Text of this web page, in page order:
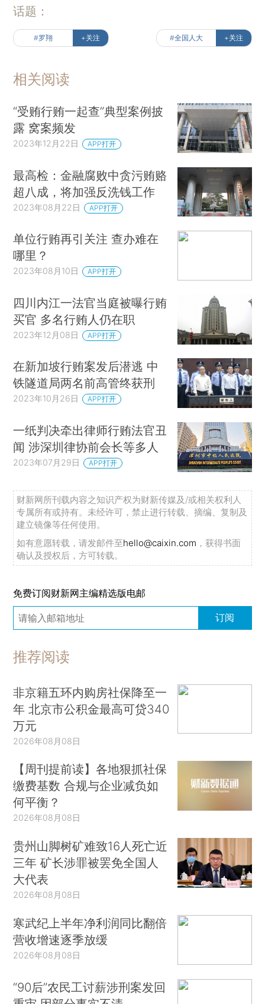
话题：
#罗翔 +关注 #全国人大 +关注
相关阅读
“受贿行贿一起查”典型案例披
露 窝案频发
2023年12月22日 APP打开
最高检：金融腐败中贪污贿赂
超八成，将加强反洗钱工作
2023年08月22日 APP打开
单位行贿再引关注 查办难在
哪里？
2023年08月10日 APP打开
四川内江一法官当庭被曝行贿
买官 多名行贿人仍在职
2023年12月08日 APP打开
在新加坡行贿案发后潜逃 中
铁隧道局两名前高管终获刑
2023年10月26日 APP打开
一纸判决牵出律师行贿法官丑
闻 涉深圳律协前会长等多人
2023年07月29日 APP打开
财新网所刊载内容之知识产权为财新传媒及/或相关权利人
专属所有或持有。未经许可，禁止进行转载、摘编、复制及
建立镜像等任何使用。
如有意愿转载，请发邮件至hello@caixin.com ，获得书面
确认及授权后，方可转载。
免费订阅财新网主编精选版电邮
订阅
推荐阅读
非京籍五环内购房社保降至一
年 北京市公积金最高可贷340
万元
2026年08月08日
【周刊提前读】各地狠抓社保
缴费基数 合规与企业减负如
何平衡？
2026年08月08日
贵州山脚树矿难致16人死亡近
三年 矿长涉罪被罢免全国人
大代表
2026年08月08日
寒武纪上半年净利润同比翻倍
营收增速逐季放缓
2026年08月08日
“90后”农民工讨薪涉刑案发回